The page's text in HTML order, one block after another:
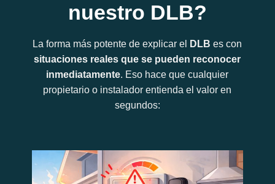
nuestro DLB?
La forma más potente de explicar el DLB es con
situaciones reales que se pueden reconocer
inmediatamente. Eso hace que cualquier
propietario o instalador entienda el valor en
segundos: